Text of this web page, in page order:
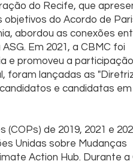
do Recife, que
do Acordo de
abordou as conexões
Em 2021, a CBMC foi
e promoveu a
foram lançadas as
e candidatas
de 2019, 2021 e
Unidas sobre Mudanças
Action Hub. Durante a